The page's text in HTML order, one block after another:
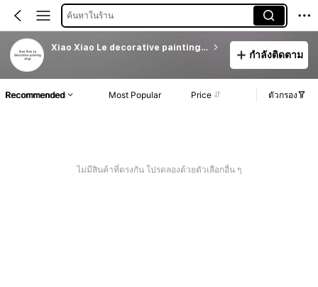
ค้นหาในร้าน
Xiao Xiao Le decorative painting shop
กำลังติดตาม
Recommended Most Popular Price ตัวกรอง
ไม่มีสินค้าที่ตรงกัน โปรดลองด้วยตัวเลือกอื่น ๆ